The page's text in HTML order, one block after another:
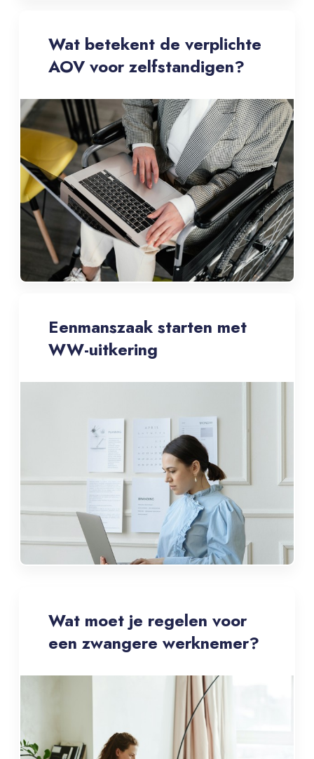
Wat betekent de verplichte
AOV voor zelfstandigen?
Eenmanszaak starten met
WW-uitkering
Wat moet je regelen voor
een zwangere werknemer?